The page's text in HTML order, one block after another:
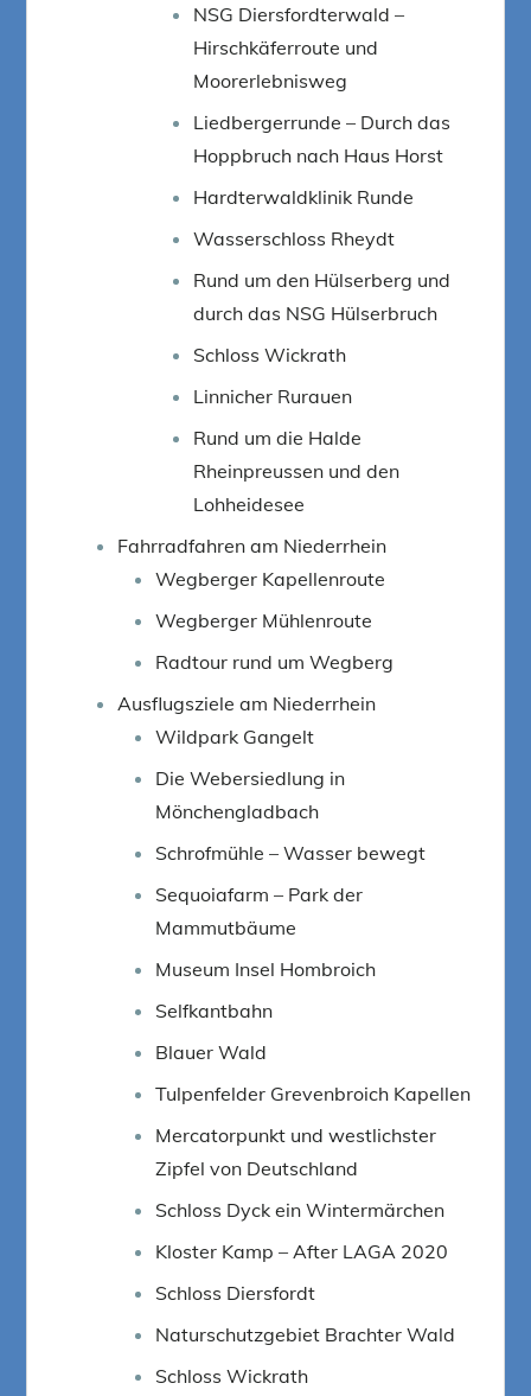
NSG Diersfordterwald –
Hirschkäferroute und
Moorerlebnisweg
Liedbergerrunde – Durch das
Hoppbruch nach Haus Horst
Hardterwaldklinik Runde
Wasserschloss Rheydt
Rund um den Hülserberg und
durch das NSG Hülserbruch
Schloss Wickrath
Linnicher Rurauen
Rund um die Halde
Rheinpreussen und den
Lohheidesee
Fahrradfahren am Niederrhein
Wegberger Kapellenroute
Wegberger Mühlenroute
Radtour rund um Wegberg
Ausflugsziele am Niederrhein
Wildpark Gangelt
Die Webersiedlung in
Mönchengladbach
Schrofmühle – Wasser bewegt
Sequoiafarm – Park der
Mammutbäume
Museum Insel Hombroich
Selfkantbahn
Blauer Wald
Tulpenfelder Grevenbroich Kapellen
Mercatorpunkt und westlichster
Zipfel von Deutschland
Schloss Dyck ein Wintermärchen
Kloster Kamp – After LAGA 2020
Schloss Diersfordt
Naturschutzgebiet Brachter Wald
Schloss Wickrath